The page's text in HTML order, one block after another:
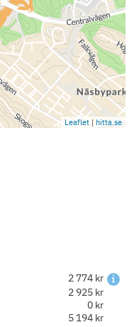
Leaflet | hitta.se
2 774 kr
2 925 kr
0 kr
5 194 kr